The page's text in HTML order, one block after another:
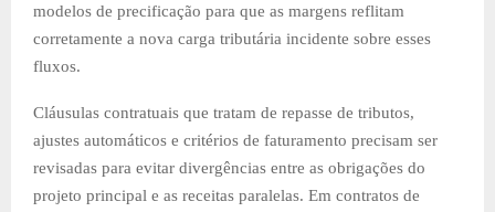
modelos de precificação para que as margens reflitam
corretamente a nova carga tributária incidente sobre esses
fluxos.
Cláusulas contratuais que tratam de repasse de tributos,
ajustes automáticos e critérios de faturamento precisam ser
revisadas para evitar divergências entre as obrigações do
projeto principal e as receitas paralelas. Em contratos de